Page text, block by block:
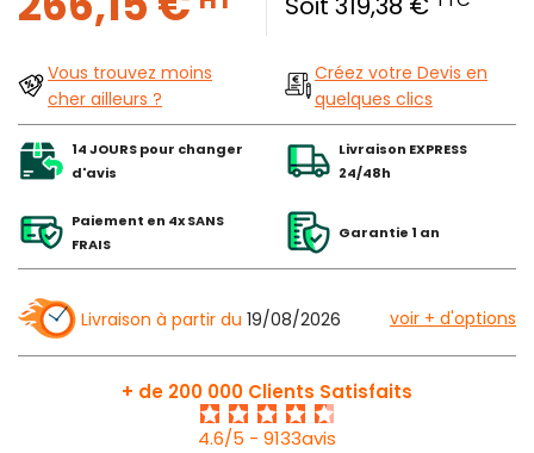
Vous trouvez moins
cher ailleurs ?
Créez votre Devis en
quelques clics
14 JOURS pour changer
d'avis
Livraison EXPRESS
24/48h
Paiement en 4x SANS
FRAIS
Garantie 1 an
Livraison à partir du 19/08/2026 voir + d'options
+ de 200 000 Clients Satisfaits
4.6/5 - 9133avis